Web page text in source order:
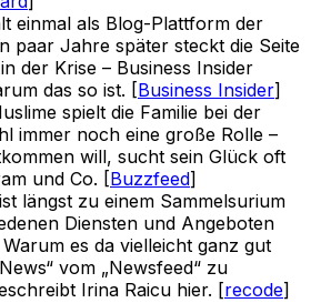
einmal als Blog-Plattform der
paar Jahre später steckt die Seite
der Krise – Business Insider
das so ist. [Business Insider]
spielt die Familie bei der
immer noch eine große Rolle –
will, sucht sein Glück oft
und Co. [Buzzfeed]
längst zu einem Sammelsurium
Diensten und Angeboten
es da vielleicht ganz gut
vom „Newsfeed“ zu
Irina Raicu hier. [recode]